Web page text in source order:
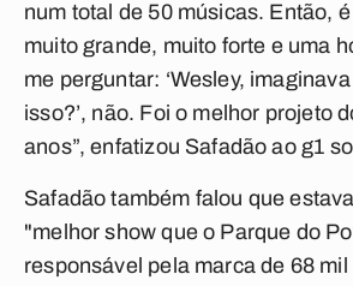
num total de 50 músicas. Então,
muito grande, muito forte e uma
me perguntar: ‘Wesley,
isso?’, não. Foi o melhor projeto
anos”, enfatizou Safadão ao g1
Safadão também falou que
"melhor show que o Parque do
responsável pela marca de 68